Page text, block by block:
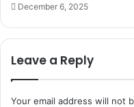
December 6, 2025
Leave a Reply
Your email address will not